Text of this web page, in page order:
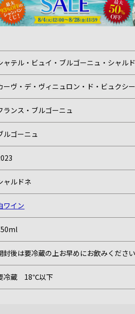
ャテル・ビュイ・ブルゴーニュ・シャル
ーヴ・デ・ヴィニュロン・ド・ビュクシ
ランス・ブルゴーニュ
ルゴーニュ
ャルドネ
ワイン
封後は要冷蔵の上お早めにお飲みくださ
冷蔵 18℃以下